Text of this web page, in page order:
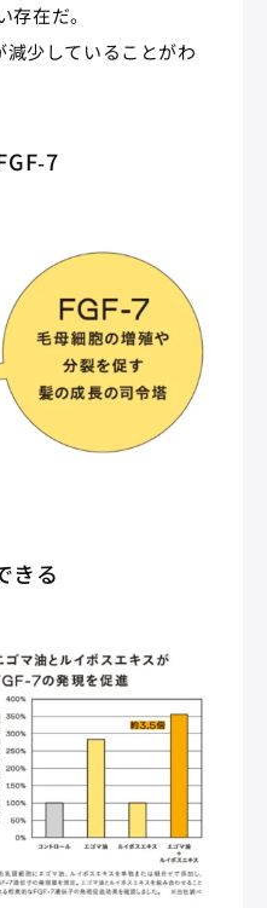
在だ。
減少していることがわ
きる